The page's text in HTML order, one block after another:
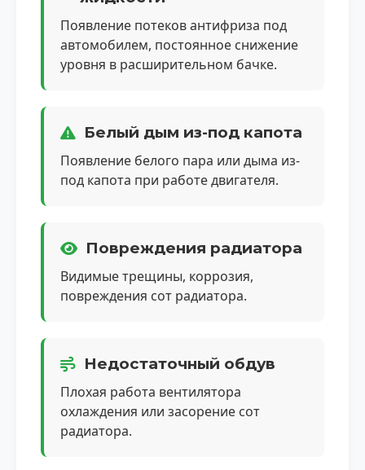
Появление потеков антифриза под
автомобилем, постоянное снижение
уровня в расширительном бачке.
Белый дым из-под капота
Появление белого пара или дыма из-
под капота при работе двигателя.
Повреждения радиатора
Видимые трещины, коррозия,
повреждения сот радиатора.
Недостаточный обдув
Плохая работа вентилятора
охлаждения или засорение сот
радиатора.